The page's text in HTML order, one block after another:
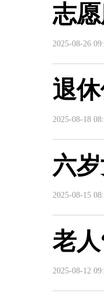
志
2025-08-26
退
2025-08-18
六
2025-08-15
老
2025-08-12